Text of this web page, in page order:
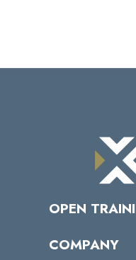
OPEN
受講者の声
COMPANY